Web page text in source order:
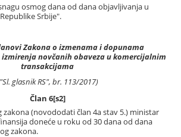
osmog dana od dana objavljivanja u
Srbije".
Zakona o izmenama i dopunama
novčanih obaveza u komercijalnim
transakcijama
glasnik RS", br. 113/2017)
Član 6[s2]
zakona (novododati član 4a stav 5.) ministar
doneće u roku od 30 dana od dana
zakona.